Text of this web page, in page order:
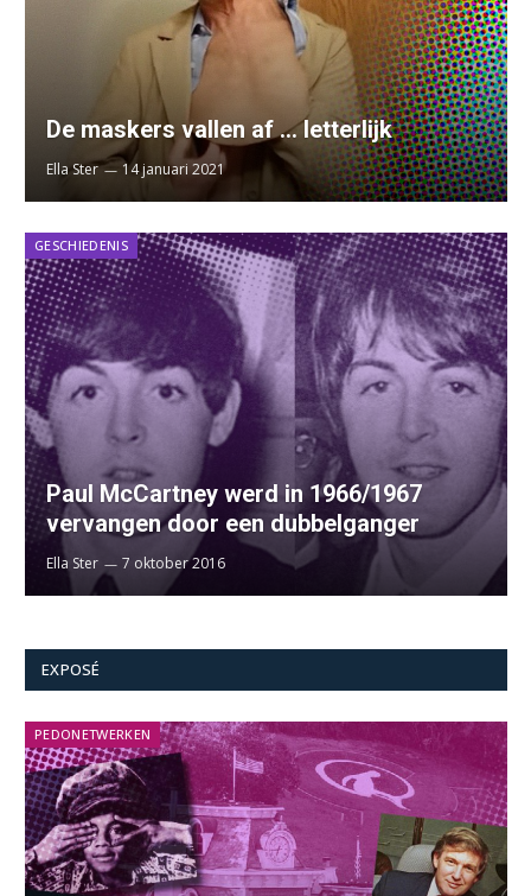
De maskers vallen af … letterlijk
Ella Ster 14 januari 2021
GESCHIEDENIS
Paul McCartney werd in 1966/1967
vervangen door een dubbelganger
Ella Ster 7 oktober 2016
EXPOSÉ
PEDONETWERKEN